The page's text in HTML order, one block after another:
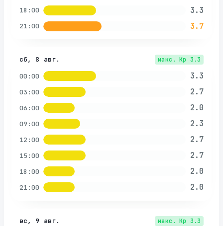
18:00 3.3
21:00 3.7
сб, 8 авг. макс. Kp 3.3
00:00 3.3
03:00 2.7
06:00 2.0
09:00 2.3
12:00 2.7
15:00 2.7
18:00 2.0
21:00 2.0
вс, 9 авг. макс. Kp 3.3